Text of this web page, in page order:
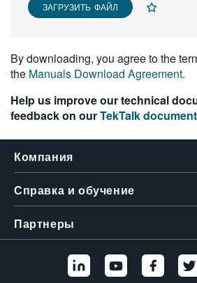
ЗАГРУЗИТЬ ФАЙЛ
By downloading, you agree to the
the Manuals Download Agreement.
Help us improve our technical
feedback on ourTekTalk
Компания
Справка и обучение
Партнеры